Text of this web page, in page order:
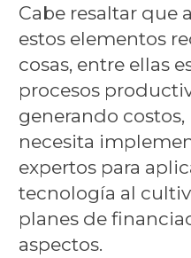
Cabe resaltar que
estos elementos
cosas, entre ellas
procesos
generando
necesita
expertos para
tecnología al
planes de
aspectos.